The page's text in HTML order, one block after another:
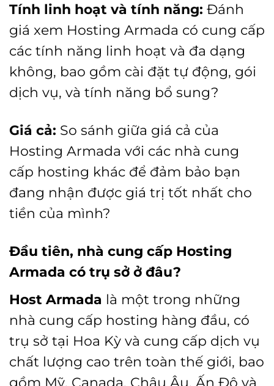
Tính linh hoạt và tính năng: Đánh
giá xem Hosting Armada có cung cấp
các tính năng linh hoạt và đa dạng
không, bao gồm cài đặt tự động, gói
dịch vụ, và tính năng bổ sung?
Giá cả: So sánh giữa giá cả của
Hosting Armada với các nhà cung
cấp hosting khác để đảm bảo bạn
đang nhận được giá trị tốt nhất cho
tiền của mình?
Đầu tiên, nhà cung cấp Hosting
Armada có trụ sở ở đâu?
Host Armada là một trong những
nhà cung cấp hosting hàng đầu, có
trụ sở tại Hoa Kỳ và cung cấp dịch vụ
chất lượng cao trên toàn thế giới, bao
gồm Mỹ, Canada, Châu Âu, Ấn Độ và